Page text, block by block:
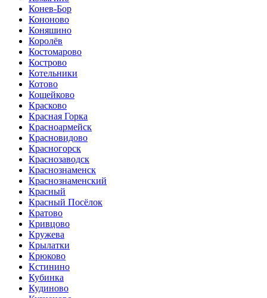
Конев-Бор
Кононово
Коняшино
Королёв
Костомарово
Кострово
Котельники
Котово
Кощейково
Красково
Красная Горка
Красноармейск
Красновидово
Красногорск
Краснозаводск
Краснознаменск
Краснознаменский
Красный
Красный Посёлок
Кратово
Кривцово
Кружева
Крылатки
Крюково
Кстинино
Кубинка
Кудиново